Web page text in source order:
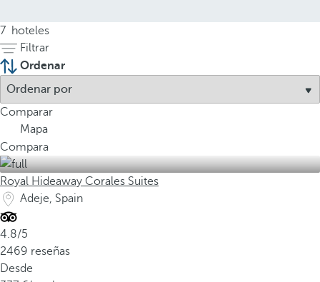
7 hoteles
Filtrar
Ordenar
Comparar
Mapa
Compara
Royal Hideaway Corales Suites
Adeje, Spain
4.8/5
2469 reseñas
Desde